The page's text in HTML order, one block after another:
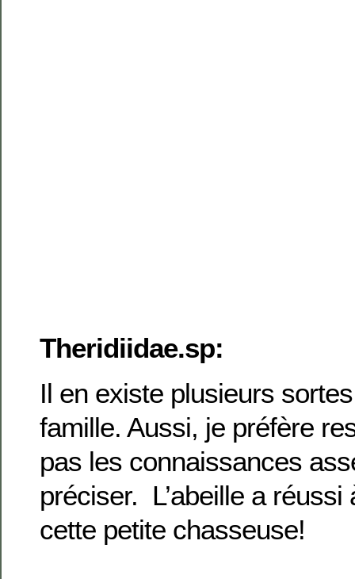
Theridiidae.sp:
Il en existe plusieurs
famille. Aussi, je préfère
pas les connaissances
préciser. L’abeille a réussi
cette petite chasseuse!